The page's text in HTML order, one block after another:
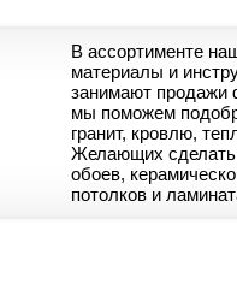
В ассортименте
материалы и
занимают продажи
мы поможем
гранит, кровлю,
Желающих сделать
обоев,
потолков и